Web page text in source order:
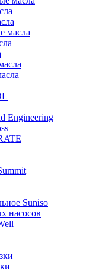
масла
Engineering
Suniso
насосов